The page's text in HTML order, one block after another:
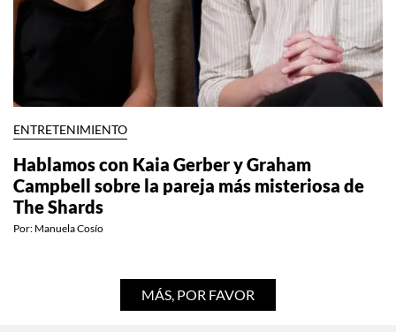
ENTRETENIMIENTO
Hablamos con Kaia Gerber y Graham
Campbell sobre la pareja más misteriosa de
The Shards
Por: Manuela Cosío
MÁS, POR FAVOR